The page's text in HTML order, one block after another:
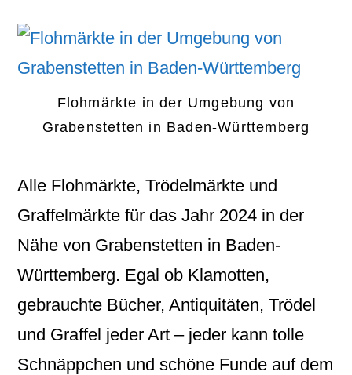
Flohmärkte in der Umgebung von
Grabenstetten in Baden-Württemberg
Alle Flohmärkte, Trödelmärkte und
Graffelmärkte für das Jahr 2024 in der
Nähe von Grabenstetten in Baden-
Württemberg. Egal ob Klamotten,
gebrauchte Bücher, Antiquitäten, Trödel
und Graffel jeder Art – jeder kann tolle
Schnäppchen und schöne Funde auf dem